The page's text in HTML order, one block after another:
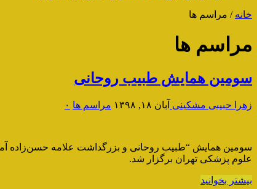
خانه / مراسم ها
مراسم ها
سومین همایش طبیب روحانی
زهرا حبیبی مشکینی آبان ۱۸, ۱۳۹۸ مراسم ها ۰
علوم پزشکی تهران برگزار شد.
بیشتر بخوانید